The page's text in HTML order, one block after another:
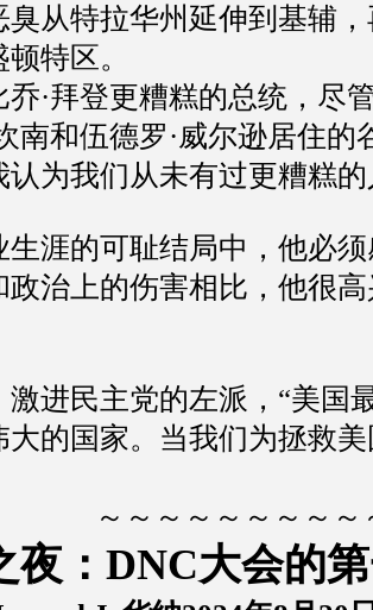
臭从特拉华州延伸到基辅
特区。
乔·拜登更糟糕的总统，尽
南和伍德罗·威尔逊居住的
认为我们从未有过更糟糕
生涯的可耻结局中，他必
政治上的伤害相比，他很
激进民主党的左派，“美国
大的国家。当我们为拯救
～～～～～～～～～
夜：DNC大会的